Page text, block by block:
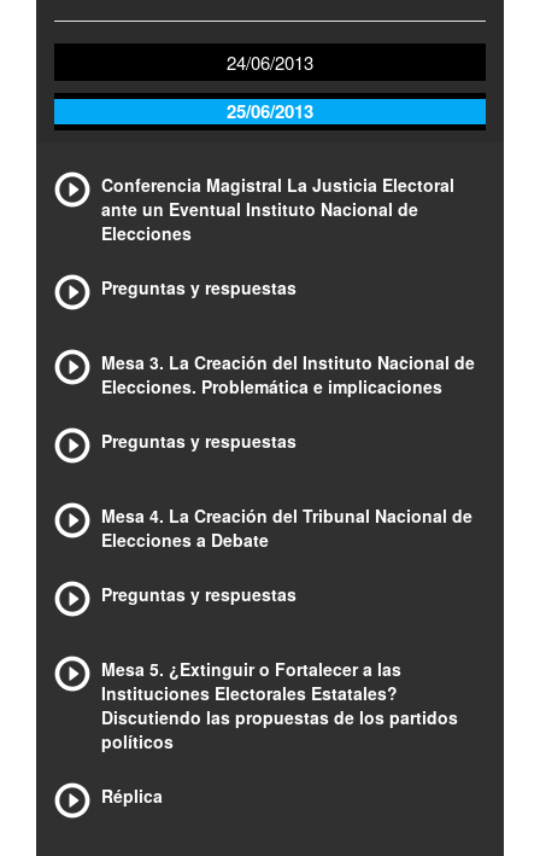
24/06/2013
25/06/2013
Conferencia Magistral La Justicia Electoral
ante un Eventual Instituto Nacional de
Elecciones
Preguntas y respuestas
Mesa 3. La Creación del Instituto Nacional de
Elecciones. Problemática e implicaciones
Preguntas y respuestas
Mesa 4. La Creación del Tribunal Nacional de
Elecciones a Debate
Preguntas y respuestas
Mesa 5. ¿Extinguir o Fortalecer a las
Instituciones Electorales Estatales?
Discutiendo las propuestas de los partidos
políticos
Réplica